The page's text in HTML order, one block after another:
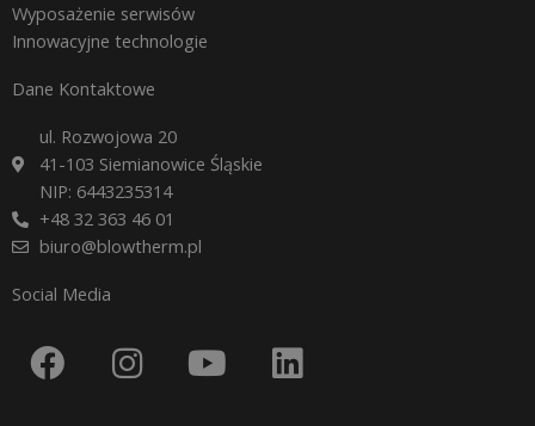
Wyposażenie serwisów
Innowacyjne technologie
Dane Kontaktowe
ul. Rozwojowa 20
41-103 Siemianowice Śląskie
NIP: 6443235314
+48 32 363 46 01
biuro@blowtherm.pl
Social Media
F
a
I
n
Y
o
L
i